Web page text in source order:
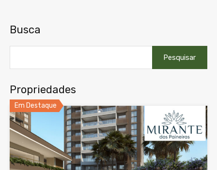
Busca
por:
Propriedades
Em Destaque